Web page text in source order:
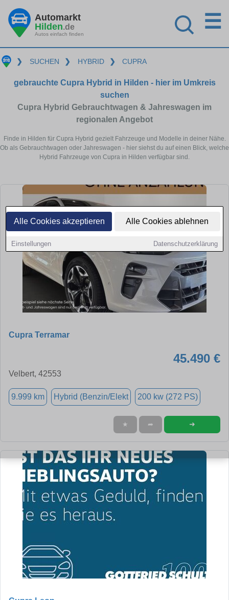
Alle Cookies akzeptieren Alle Cookies ablehnen
Einstellungen Datenschutzerklärung
Automarkt
Hilden.de
Autos einfach finden
☰
❯ SUCHEN ❯ HYBRID ❯ CUPRA
gebrauchte Cupra Hybrid in Hilden - hier im Umkreis
suchen
Cupra Hybrid Gebrauchtwagen & Jahreswagen im
regionalen Angebot
Finde in Hilden für Cupra Hybrid gezielt Fahrzeuge und Modelle in deiner Nähe.
Ob als Gebrauchtwagen oder Jahreswagen - hier siehst du auf einen Blick, welche
Hybrid Fahrzeuge von Cupra in Hilden verfügbar sind.
Cupra Terramar
45.490 €
Velbert, 42553
9.999 km Hybrid (Benzin/Elekt 200 kw (272 PS)
★ ➦ ➜